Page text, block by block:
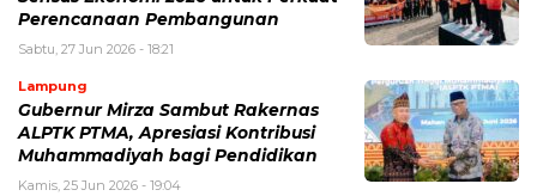
Perencanaan Pembangunan
Sabtu, 27 Jun 2026 - 18:21
Lampung
Gubernur Mirza Sambut Rakernas
ALPTK PTMA, Apresiasi Kontribusi
Muhammadiyah bagi Pendidikan
Kamis, 25 Jun 2026 - 19:04